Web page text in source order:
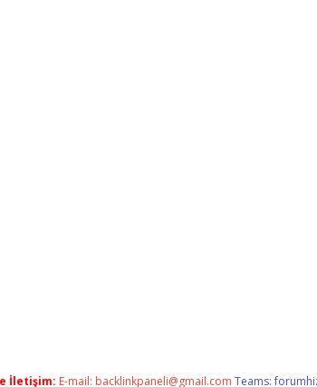
İletişim: E-mail: backlinkpaneli@gmail.com Teams: